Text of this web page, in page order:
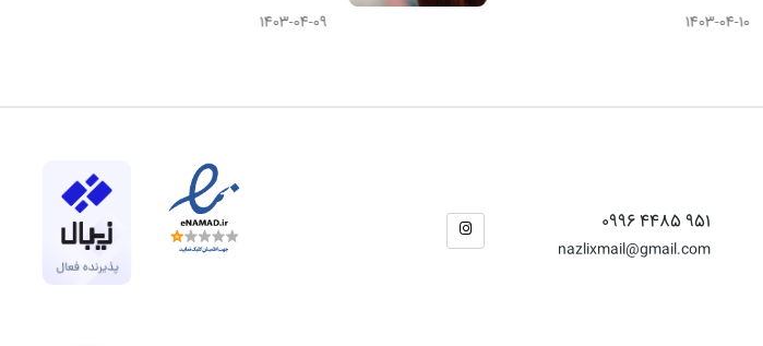
1403-04-10
1403-04-09
951 4485 0996
nazlixmail@gmail.com